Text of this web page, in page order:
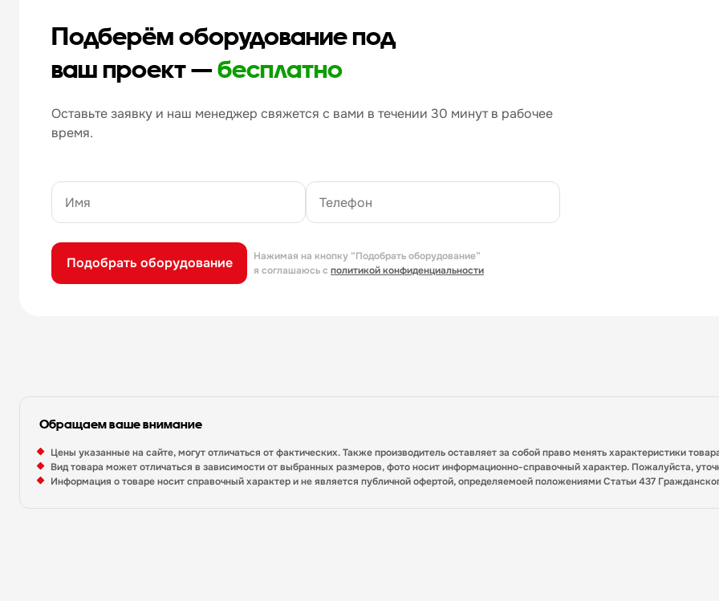
Подберём оборудование под
ваш проект —бесплатно
Оставьте заявку и наш менеджер свяжется с вами в течении 30 минут в рабочее
время.
Подобрать оборудование
Нажимая на кнопку “Подобрать оборудование”
я соглашаюсь с политикой конфиденциальности
Обращаем ваше внимание
Цены указанные на сайте, могут отличаться от фактических. Также производитель оставляет за собой право менять характеристики
Вид товара может отличаться в зависимости от выбранных размеров, фото носит информационно-справочный характер. Пожалуйста,
Информация о товаре носит справочный характер и не является публичной офертой, определяемоей положениями Статьи 437